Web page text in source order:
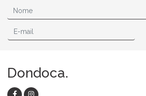
Dondoca.